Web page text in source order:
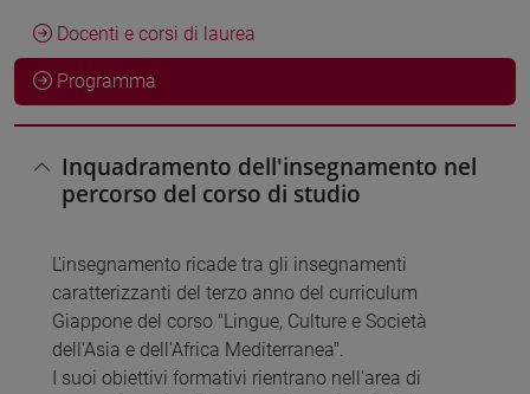
Docenti e corsi di laurea
Programma
Inquadramento dell'insegnamento nel
percorso del corso di studio
L'insegnamento ricade tra gli insegnamenti
caratterizzanti del terzo anno del curriculum
Giappone del corso "Lingue, Culture e Società
dell'Asia e dell'Africa Mediterranea".
I suoi obiettivi formativi rientrano nell'area di